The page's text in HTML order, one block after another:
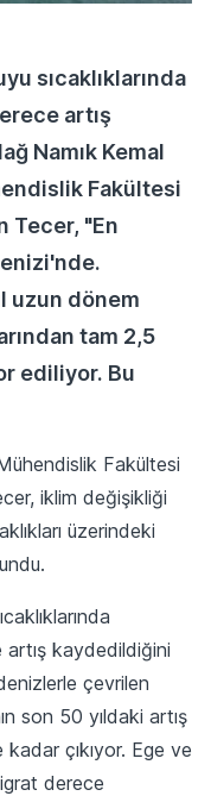
sıcaklıklarında
artış
Namık Kemal
Fakültesi
Tecer, "En
uzun dönem
tam 2,5
ediliyor. Bu
Fakültesi
iklim değişikliği
üzerindeki
artış kaydedildiğini
çevrilen
son 50 yıldaki artış
çıkıyor. Ege ve
derece